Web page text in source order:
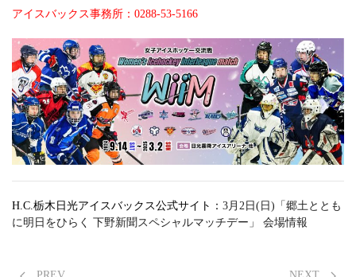
アイスバックス事務所：0288-53-5166
H.C.栃木日光アイスバックス公式サイト： 3月2日(日)「郷土ととも
に明日をひらく 下野新聞スペシャルマッチデー」 会場情報